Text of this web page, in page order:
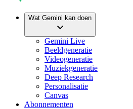
Wat Gemini kan doen
Gemini Live
Beeldgeneratie
Videogeneratie
Muziekgeneratie
Deep Research
Personalisatie
Canvas
Abonnementen